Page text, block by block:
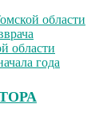
области
области
года